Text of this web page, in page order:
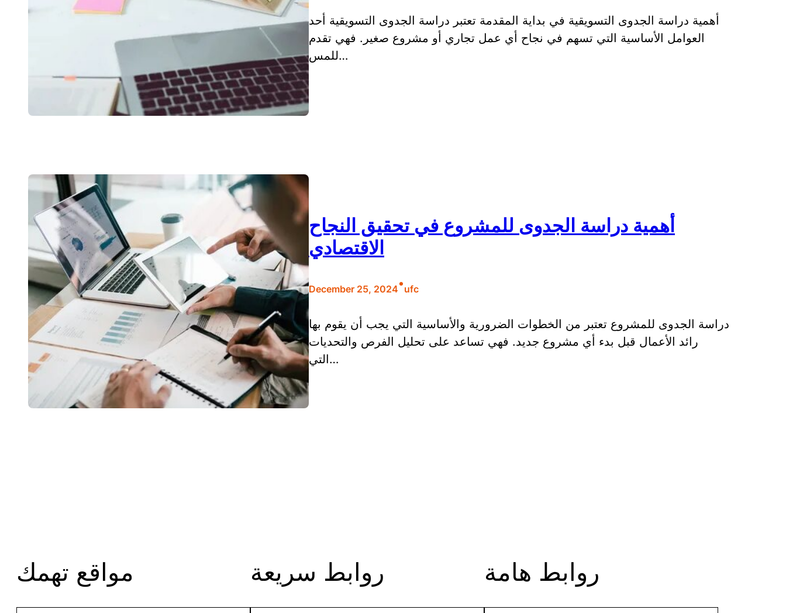
أهمية دراسة الجدوى التسويقية في بداية المقدمة تعتبر دراسة الجدوى التسويقية أحد
العوامل الأساسية التي تسهم في نجاح أي عمل تجاري أو مشروع صغير. فهي تقدم
للمس…
أهمية دراسة الجدوى للمشروع في تحقيق النجاح
الاقتصادي
December 25, 2024•ufc
دراسة الجدوى للمشروع تعتبر من الخطوات الضرورية والأساسية التي يجب أن يقوم بها
رائد الأعمال قبل بدء أي مشروع جديد. فهي تساعد على تحليل الفرص والتحديات
التي…
مواقع تهمك روابط سريعة روابط هامة